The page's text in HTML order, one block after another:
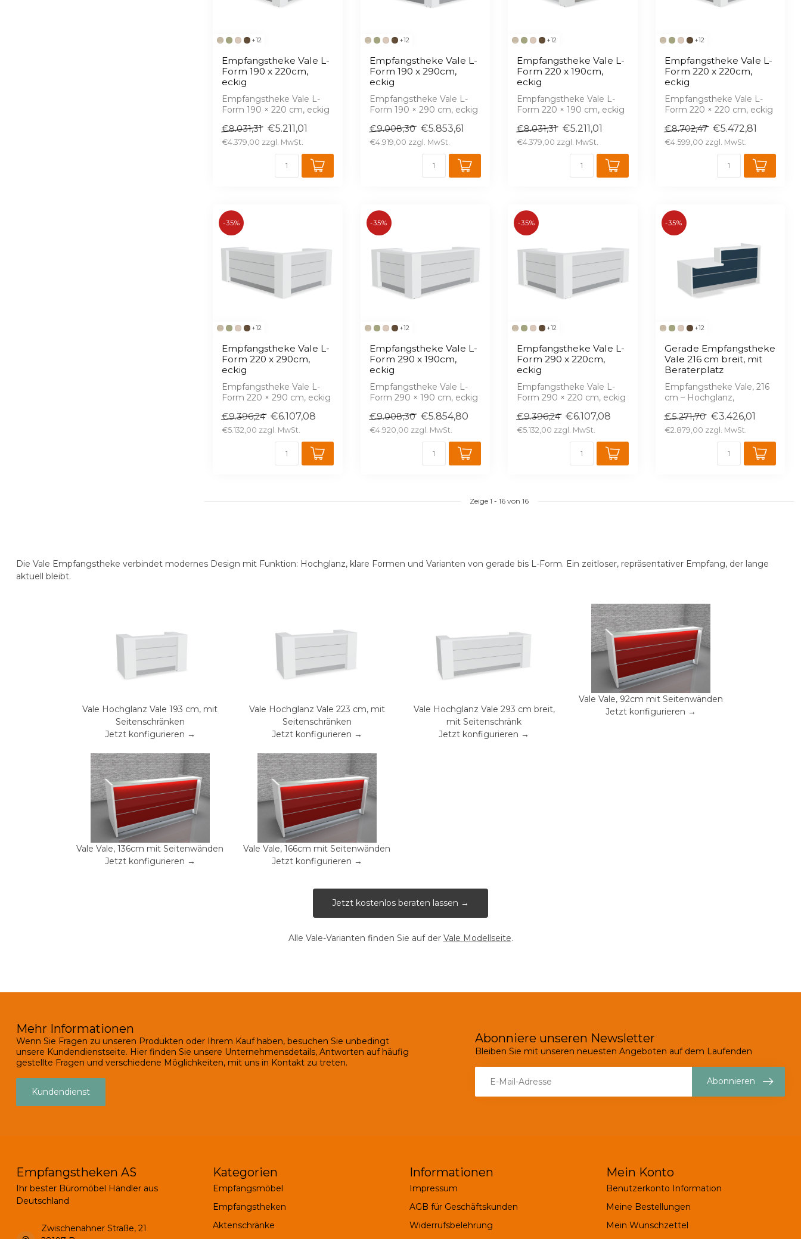
+12
Empfangstheke Vale L-
Form 190 x 220cm,
eckig
Empfangstheke Vale L-
Form 190 × 220 cm, eckig
serienmäßige LED, 16 ...
€8.031,31 €5.211,01
€4.379,00
+12
Empfangstheke Vale L-
Form 190 x 290cm,
eckig
Empfangstheke Vale L-
Form 190 × 290 cm, eckig
serienmäßige LED, 16 ...
€9.008,30 €5.853,61
€4.919,00
+12
Empfangstheke Vale L-
Form 220 x 190cm,
eckig
Empfangstheke Vale L-
Form 220 × 190 cm, eckig
serienmäßige LED, 16 ...
€8.031,31 €5.211,01
€4.379,00
+12
Empfangstheke Vale L-
Form 220 x 220cm,
eckig
Empfangstheke Vale L-
Form 220 × 220 cm, eckig
serienmäßige LED, 16 ...
€8.702,47 €5.472,81
€4.599,00
+12
-35%
Empfangstheke Vale L-
Form 220 x 290cm,
eckig
Empfangstheke Vale L-
Form 220 × 290 cm, eckig
serienmäßige LED, 16 ...
€9.396,24 €6.107,08
€5.132,00
+12
-35%
Empfangstheke Vale L-
Form 290 x 190cm,
eckig
Empfangstheke Vale L-
Form 290 × 190 cm, eckig
serienmäßige LED, 16 ...
€9.008,30 €5.854,80
€4.920,00
+12
-35%
Empfangstheke Vale L-
Form 290 x 220cm,
eckig
Empfangstheke Vale L-
Form 290 × 220 cm, eckig
serienmäßige LED, 16 ...
€9.396,24 €6.107,08
€5.132,00
+12
-35%
Gerade Empfangstheke
Vale 216 cm breit, mit
Beraterplatz
Empfangstheke Vale, 216
cm – Hochglanz,
barrierefreier Berater...
€5.271,70 €3.426,01
€2.879,00
Zeige 1 - 16von 16
Die Vale Empfangstheke verbindet modernes Design mit Funktion: Hochglanz, klare Formen und Varianten von gerade bis L-Form. Ein zeitloser, repräsentativer Empfang, der lange
aktuell bleibt.
Vale Hochglanz Vale 193 cm, mit
Seitenschränken
Jetzt konfigurieren →
Vale Hochglanz Vale 223 cm, mit
Seitenschränken
Jetzt konfigurieren →
Vale Hochglanz Vale 293 cm breit,
mit Seitenschränk
Jetzt konfigurieren →
Vale Vale, 92cm mit Seitenwänden
Jetzt konfigurieren →
Vale Vale, 136cm mit Seitenwänden
Jetzt konfigurieren →
Vale Vale, 166cm mit Seitenwänden
Jetzt konfigurieren →
Jetzt kostenlos beraten lassen →
Alle Vale-Varianten finden Sie auf der Vale Modellseite.
Mehr Informationen
Wenn Sie Fragen zu unseren Produkten oder Ihrem Kauf haben, besuchen Sie unbedingt
unsere Kundendienstseite. Hier finden Sie unsere Unternehmensdetails, Antworten auf häufig
gestellte Fragen und verschiedene Möglichkeiten, mit uns in Kontakt zu treten.
Kundendienst
Abonniere unseren Newsletter
Bleiben Sie mit unseren neuesten Angeboten auf dem Laufenden
Abonnieren
Empfangstheken AS
Ihr bester Büromöbel Händler aus
Deutschland
Zwischenahner Straße, 21
Kategorien
Empfangsmöbel
Empfangstheken
Aktenschränke
Informationen
Impressum
AGB für Geschäftskunden
Widerrufsbelehrung
Mein Konto
Benutzerkonto Information
Meine Bestellungen
Mein Wunschzettel